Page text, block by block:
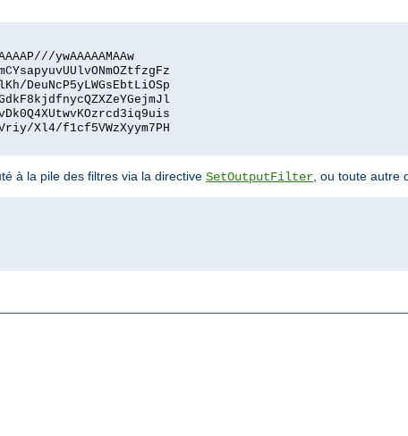
ywAAAAAMAAw
DeuNcP5yLWGsEbtLiOSp
Xl4/f1cf5VWzXyym7PH
à la pile des filtres via la directive SetOutputFilter, ou toute autre